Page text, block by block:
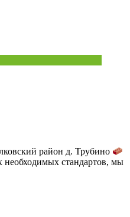
район д. Трубино
необходимых стандартов, мы